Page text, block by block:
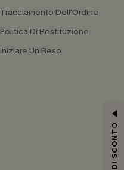
Tracciamento Dell'Ordine
Politica Di Restituzione
Iniziare Un Reso
15% DI SCONTO